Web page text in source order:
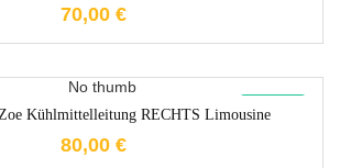
70,00 €
New
Kühlmittelleitung RECHTS Limousine
80,00 €